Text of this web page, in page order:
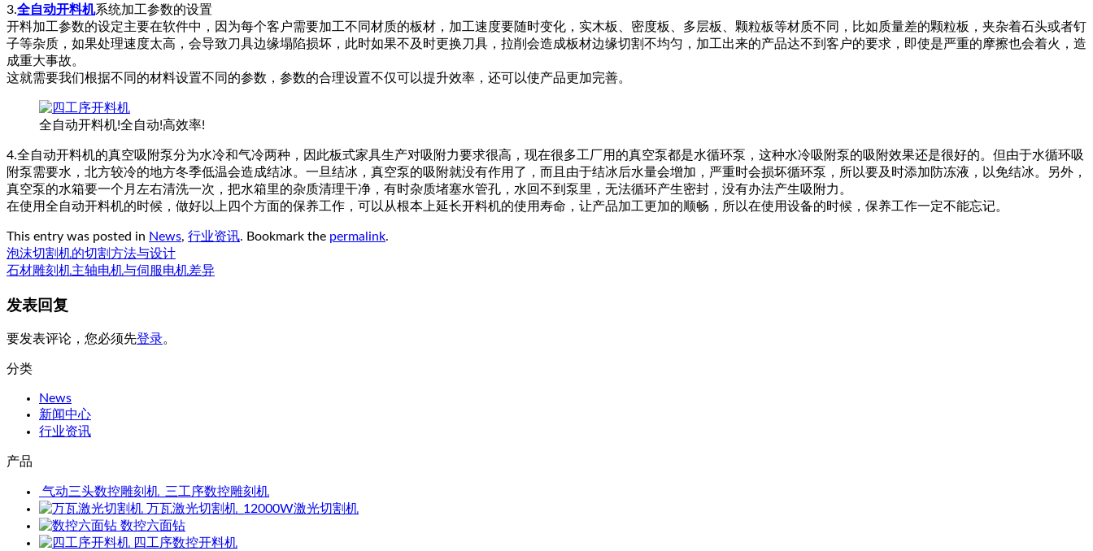
3.全自动开料机系统加工参数的设置
开料加工参数的设定主要在软件中，因为每个客户需要加工不同材质的板材，加工速度要随时变化，实木板、密度板、多层板、颗粒板等材质不同，比如质量差的颗粒板，夹杂着石头或者钉
子等杂质，如果处理速度太高，会导致刀具边缘塌陷损坏，此时如果不及时更换刀具，拉削会造成板材边缘切割不均匀，加工出来的产品达不到客户的要求，即使是严重的摩擦也会着火，造
成重大事故。
这就需要我们根据不同的材料设置不同的参数，参数的合理设置不仅可以提升效率，还可以使产品更加完善。
全自动开料机!全自动!高效率!
4.全自动开料机的真空吸附泵分为水冷和气冷两种，因此板式家具生产对吸附力要求很高，现在很多工厂用的真空泵都是水循环泵，这种水冷吸附泵的吸附效果还是很好的。但由于水循环吸
附泵需要水，北方较冷的地方冬季低温会造成结冰。一旦结冰，真空泵的吸附就没有作用了，而且由于结冰后水量会增加，严重时会损坏循环泵，所以要及时添加防冻液，以免结冰。另外，
真空泵的水箱要一个月左右清洗一次，把水箱里的杂质清理干净，有时杂质堵塞水管孔，水回不到泵里，无法循环产生密封，没有办法产生吸附力。
在使用全自动开料机的时候，做好以上四个方面的保养工作，可以从根本上延长开料机的使用寿命，让产品加工更加的顺畅，所以在使用设备的时候，保养工作一定不能忘记。
This entry was posted in News, 行业资讯. Bookmark the permalink.
泡沫切割机的切割方法与设计
石材雕刻机主轴电机与伺服电机差异
发表回复
要发表评论，您必须先登录。
分类
News
新闻中心
行业资讯
产品
气动三头数控雕刻机_三工序数控雕刻机
万瓦激光切割机_12000W激光切割机
数控六面钻
四工序数控开料机